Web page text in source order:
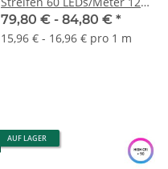
Warmweiß / Kaltweiß
79,80 € - 84,80 € *
15,96 € - 16,96 € pro 1 m
AUF LAGER